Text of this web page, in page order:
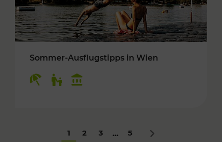
Sommer-Ausflugstipps in Wien
1 2 3 ... 5 Nächstes